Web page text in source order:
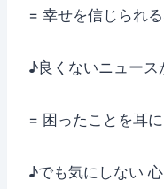
= 幸せを信じられ
♪良くないニュース
= 困ったことを耳
♪でも気にしない